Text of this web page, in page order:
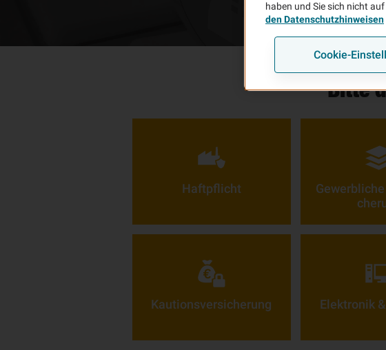
Bitte
Haft­pflicht
Kautionsversicherung Elektronik
haben und Sie sich nicht
den Datenschutzhinweisen
Cookie-